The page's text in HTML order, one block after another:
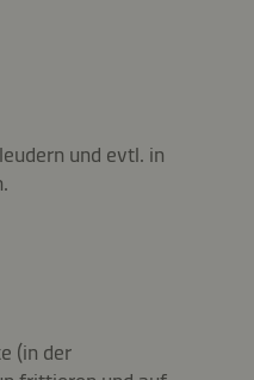
und evtl. in
(in der